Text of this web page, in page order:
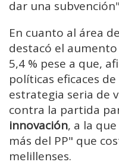
dar una
En cuanto al área
destacó el
5,4 % pese a que,
políticas eficaces
estrategia seria de
contra la partida
innovación, a la
más del PP" que
melillenses.